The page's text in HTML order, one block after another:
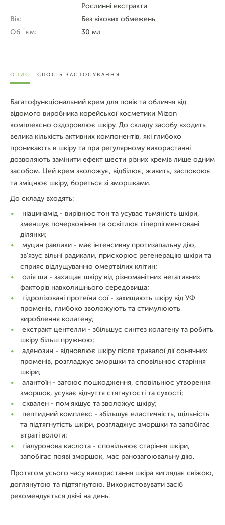
Рослинні екстракти
Вік:
Без вікових обмежень
Об `єм:
30 мл
ОПИС СПОСІБ ЗАСТОСУВАННЯ
Багатофункціональний крем для повік та обличчя від
відомого виробника корейської косметики Mizon
комплексно оздоровлює шкіру. До складу засобу входить
велика кількість активних компонентів, які глибоко
проникають в шкіру та при регулярному використанні
дозволяють замінити ефект шести різних кремів лише одним
засобом. Цей крем зволожує, відбілює, живить, заспокоює
та зміцнює шкіру, бореться зі зморшками.
До складу входять:
ніацинамід - вирівнює тон та усуває тьмяність шкіри,
зменшує почервоніння та освітлює гіперпігментовані
ділянки;
муцин равлики - має інтенсивну протизапальну дію,
зв'язує вільні радикали, прискорює регенерацію шкіри та
сприяє відлущуванню омертвілих клітин;
олія ши - захищає шкіру від різноманітних негативних
факторів навколишнього середовища;
гідролізовані протеїни сої - захищають шкіру від УФ
променів, глибоко зволожують та стимулюють
вироблення колагену;
екстракт центелли - збільшує синтез колагену та робить
шкіру більш пружною;
аденозин - відновлює шкіру після тривалої дії сонячних
променів, розгладжує зморшки та сповільнює старіння
шкіри;
алантоїн - загоює пошкодження, сповільнює утворення
зморшок, усуває відчуття стягнутості та сухості;
сквален - пом'якшує та зволожує шкіру;
пептидний комплекс - збільшує еластичність, щільність
та підтягнутість шкіри, розгладжує зморшки та запобігає
втраті вологи;
гіалуронова кислота - сповільнює старіння шкіри,
запобігає появі зморшок, має ранозагоювальну дію.
Протягом усього часу використання шкіра виглядає свіжою,
доглянутою та підтягнутою. Використовувати засіб
рекомендується двічі на день.